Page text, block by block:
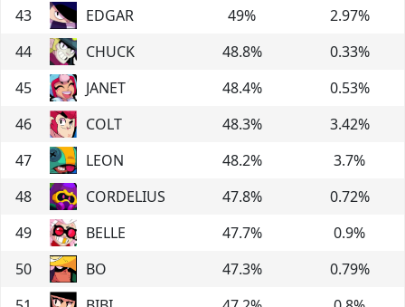
43
EDGAR 49% 2.97%
44
CHUCK 48.8% 0.33%
45
JANET 48.4% 0.53%
46
COLT 48.3% 3.42%
47
LEON 48.2% 3.7%
48
CORDELIUS 47.8% 0.72%
49
BELLE 47.7% 0.9%
50
BO 47.3% 0.79%